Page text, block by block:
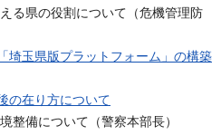
る県の役割について（危機管理防
埼玉県版プラットフォーム」の構築
の在り方について
整備について（警察本部長）